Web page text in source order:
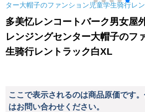
大型傘カースマイズ
【10骨ダブル傘】パ
ピル
す。自転车のポイタ
スを共有します。
多美忆レンコートバーク男女屋
レンジングセンター大帽子のフ
生骑行レントラック白XL
ここで表示されるのは商品原価です
はお問い合わせください。